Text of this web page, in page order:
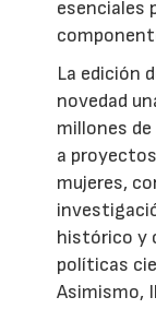
esenciales
La edición
novedad
millones
a
mujeres,
histórico y
políticas
Asimismo,